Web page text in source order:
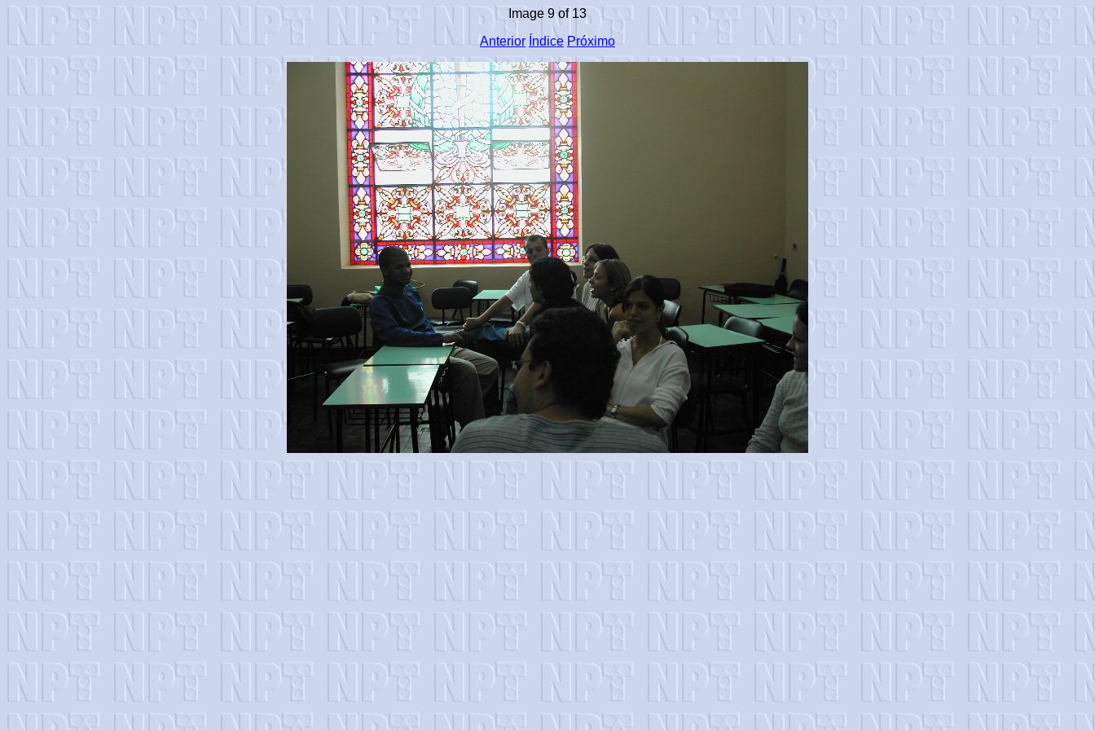
Image 9 of 13
Anterior Índice Próximo